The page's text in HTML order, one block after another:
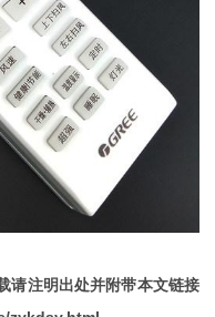
请注明出处并附带本文链接